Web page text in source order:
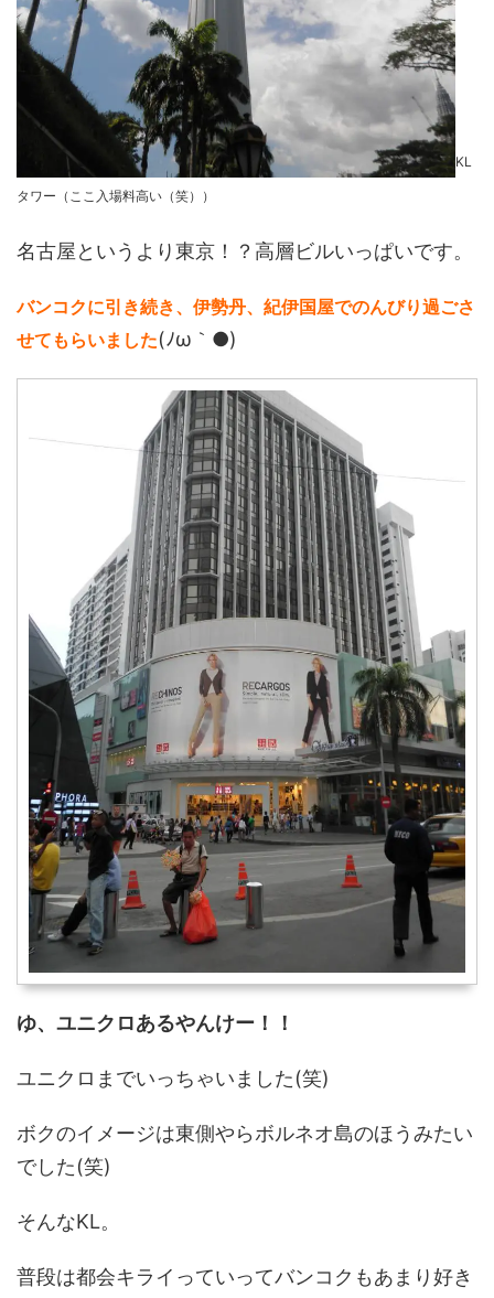
KL
タワー（ここ入場料高い（笑））
名古屋というより東京！？高層ビルいっぱいです。
バンコクに引き続き、伊勢丹、紀伊国屋でのんびり過ごさ
せてもらいました(ﾉω｀●)
ゆ、ユニクロあるやんけー！！
ユニクロまでいっちゃいました(笑)
ボクのイメージは東側やらボルネオ島のほうみたい
でした(笑)
そんなKL。
普段は都会キライっていってバンコクもあまり好き